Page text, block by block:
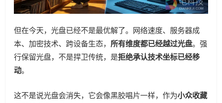
但在今天，光盘已经不是最优解了。网络速度、服务器成
本、加密技术、跨设备生态， 所有维度都已经越过光盘。强
行保留光盘，不是捍卫传统，是拒绝承认技术坐标已经移
动。
这不是说光盘会消失，它会像黑胶唱片一样，作为小众收藏